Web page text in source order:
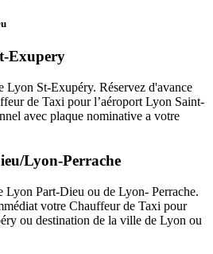
Exupery
Lyon St-Exupéry. Réservez d'avance
de Taxi pour l’aéroport Lyon Saint-
avec plaque nominative a votre
Lyon-Perrache
Lyon Part-Dieu ou de Lyon- Perrache.
votre Chauffeur de Taxi pour
ou destination de la ville de Lyon ou